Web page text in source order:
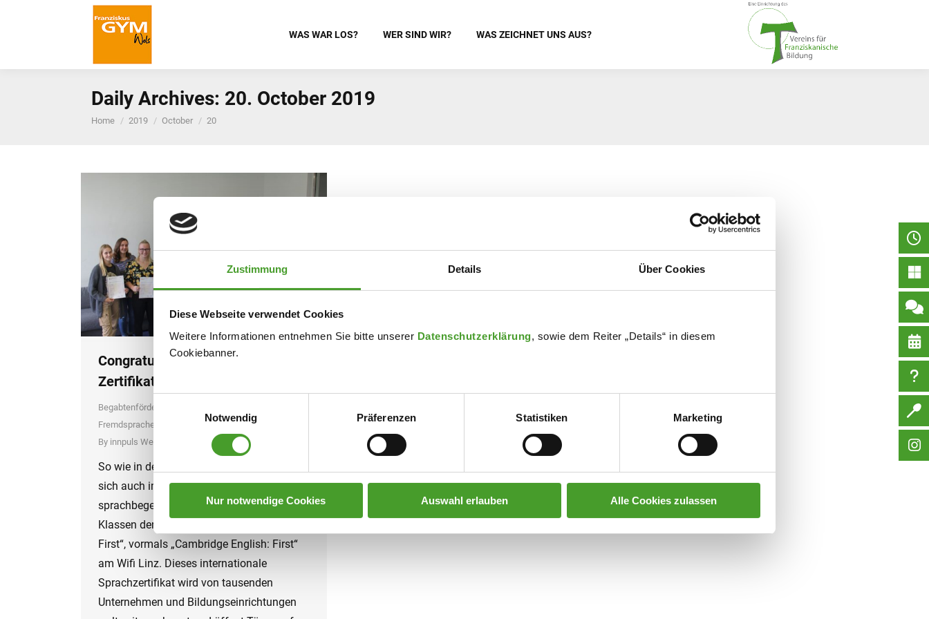
Zustimmung Details Über Cookies
Diese Webseite verwendet Cookies
Weitere Informationen entnehmen Sie bitte unserer Datenschutzerklärung, sowie dem Reiter „Details“ in diesem
Cookiebanner.
Notwendig
Präferenzen Statistiken Marketing
Nur notwendige Cookies Auswahl erlauben Alle Cookies zulassen
WAS WAR LOS? WER SIND WIR? WAS ZEICHNET UNS AUS?
Daily Archives: 20. October 2019
You are here:
Home 2019 October 20
Congratulations! – B2 First-
Zertifikat erfolgreich erworben
Begabtenförderung
Fremdsprachen
Schuljahr 2019/20
By innpuls Werbeagentur 20. October 2019
So wie in den vergangenen Jahren stellten
sich auch im Juni 2019 wieder 20
sprachbegeisterte Jugendliche der 7.
Klassen der externen Englisch-Prüfung „B2
First“, vormals „Cambridge English: First“
am Wifi Linz. Dieses internationale
Sprachzertifikat wird von tausenden
Unternehmen und Bildungseinrichtungen